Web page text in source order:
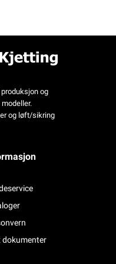
og
og løft/sikring
dokumenter